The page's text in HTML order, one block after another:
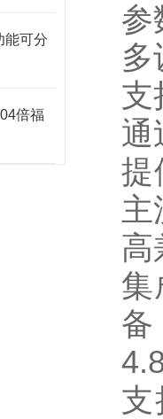
能可分
倍福
参
多
支
通
提
主
高
集
支